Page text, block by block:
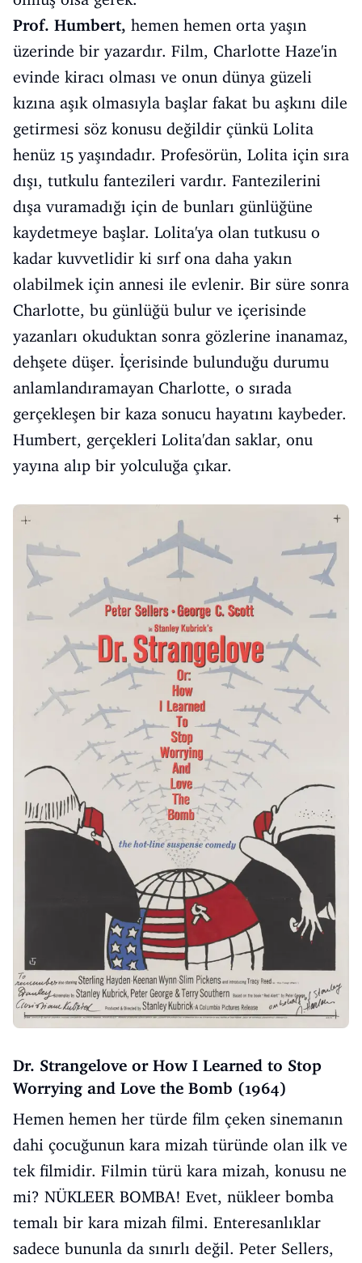
Prof. Humbert, hemen hemen orta yaşın
üzerinde bir yazardır. Film, Charlotte Haze'in
evinde kiracı olması ve onun dünya güzeli
kızına aşık olmasıyla başlar fakat bu aşkını dile
getirmesi söz konusu değildir çünkü Lolita
henüz 15 yaşındadır. Profesörün, Lolita için sıra
dışı, tutkulu fantezileri vardır. Fantezilerini
dışa vuramadığı için de bunları günlüğüne
kaydetmeye başlar. Lolita'ya olan tutkusu o
kadar kuvvetlidir ki sırf ona daha yakın
olabilmek için annesi ile evlenir. Bir süre sonra
Charlotte, bu günlüğü bulur ve içerisinde
yazanları okuduktan sonra gözlerine inanamaz,
dehşete düşer. İçerisinde bulunduğu durumu
anlamlandıramayan Charlotte, o sırada
gerçekleşen bir kaza sonucu hayatını kaybeder.
Humbert, gerçekleri Lolita'dan saklar, onu
yayına alıp bir yolculuğa çıkar.
Dr. Strangelove or How I Learned to Stop
Worrying and Love the Bomb (1964)
Hemen hemen her türde film çeken sinemanın
dahi çocuğunun kara mizah türünde olan ilk ve
tek filmidir. Filmin türü kara mizah, konusu ne
mi? NÜKLEER BOMBA! Evet, nükleer bomba
temalı bir kara mizah filmi. Enteresanlıklar
sadece bununla da sınırlı değil. Peter Sellers,